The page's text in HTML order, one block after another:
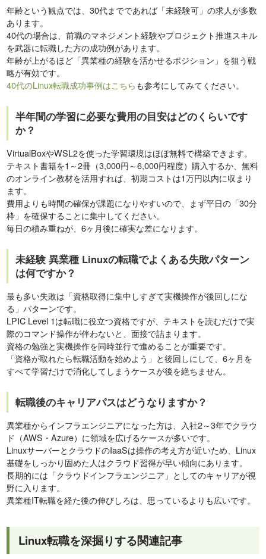
年齢という観点では、30代までであれば「未経験可」の求人が多数
あります。
40代の場合は、前職のマネジメント経験やプロジェクト推進スキル
を武器に転職した方の成功例があります。
年齢が上がるほど「異業種の経験を活かせるポジション」を狙う戦
略が有効です。
40代のLinux転職成功事例はこちらも参考にしてみてください。
半年間の学習に必要な費用の目安はどのくらいです
か？
VirtualBoxやWSL2を使った学習環境はほぼ無料で構築できます。
テキスト書籍を1～2冊（3,000円～6,000円程度）購入するか、無料
のオンライン教材を活用すれば、初期コストは1万円以内に収まり
ます。
費用よりも時間の確保が課題になりやすいので、まず平日の「30分
枠」を確保することに集中してください。
毎日の積み重ねが、6ヶ月後に確実な差になります。
未経験 異業種 Linuxの転職でよくある失敗パターン
は何ですか？
最も多い失敗は「資格取得に集中しすぎて実機操作が後回しにな
る」パターンです。
LPIC Level 1は転職に役立つ資格ですが、テキストを読むだけで実
際のコマンド操作が伴わないと、面接で詰まります。
資格の勉強と実機操作を同時並行で進めることが重要です。
「資格が取れたら転職活動を始めよう」と後回しにして、6ヶ月を
すべて学習だけで消化してしまうケースが後を絶ちません。
転職後のキャリアパスはどうなりますか？
異業種からインフラエンジニアになった方は、入社2～3年でクラウ
ド（AWS・Azure）に領域を広げるケースが多いです。
LinuxサーバーとクラウドのIaaSは操作の考え方が近いため、Linux
基礎をしっかり固めた人はクラウド習得が早い傾向にあります。
長期的には「クラウドインフラエンジニア」としてのキャリアが視
野に入ります。
異業種IT転職を経た後の伸びしろは、思っているよりも広いです。
Linux転職を深掘りする関連記事